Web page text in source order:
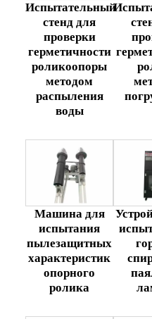
Испытательный
стенд для
проверки
герметичности
роликоопоры
методом
распыления
воды
Машина для
испытания
пылезащитных
характеристик
опорного
ролика